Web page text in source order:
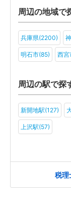
周辺の地域で
兵庫県(2200)
明石市(85) 西宮
周辺の駅で探
新開地駅(127)
上沢駅(57)
税理